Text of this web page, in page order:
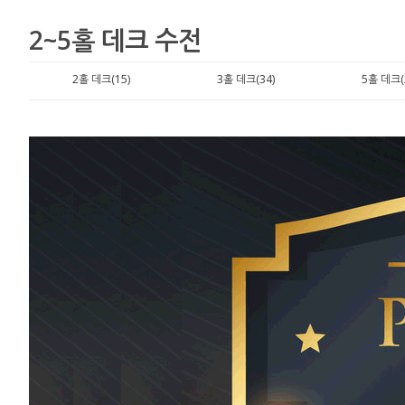
2~5홀 데크 수전
2홀 데크(15) 3홀 데크(34) 5홀 데크